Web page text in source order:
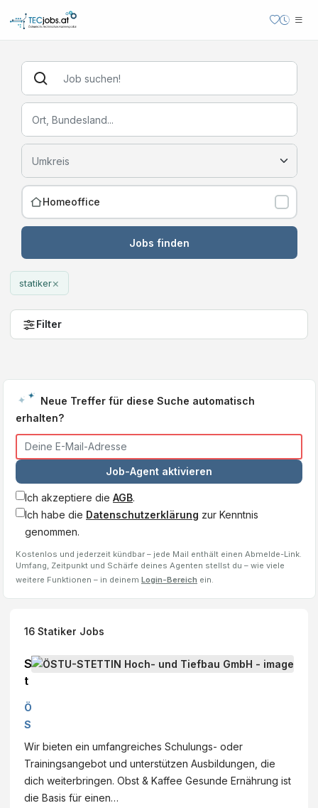
Homeoffice
Jobs finden
statiker×
Filter
Neue Treffer für diese Suche automatisch
erhalten?
Job-Agent aktivieren
Ich akzeptiere die AGB.
Ich habe die Datenschutzerklärung zur Kenntnis
genommen.
Kostenlos und jederzeit kündbar – jede Mail enthält einen Abmelde-Link.
Umfang, Zeitpunkt und Schärfe deines Agenten stellst du – wie viele
weitere Funktionen – in deinem Login-Bereich ein.
16 Statiker Jobs
S
t
ti
k
e
r
:i
n
Ö
S
T
U
-
S
Wir bieten ein umfangreiches Schulungs- oder
Trainingsangebot und unterstützen Ausbildungen, die
dich weiterbringen. Obst & Kaffee Gesunde Ernährung ist
die Basis für einen…